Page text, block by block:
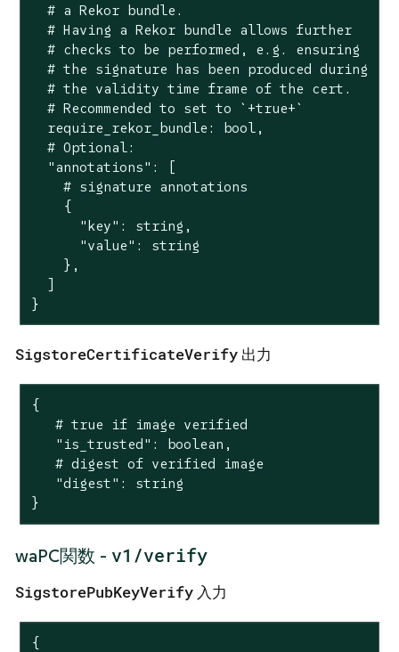
  # a Rekor bundle.
  # Having a Rekor bundle allows further
  # checks to be performed, e.g. ensuring
  # the signature has been produced during
  # the validity time frame of the cert.
  # Recommended to set to `+true+`
  require_rekor_bundle: bool,
  # Optional:
  "annotations": [
    # signature annotations
    {
      "key": string,
      "value": string
    },
  ]
}
SigstoreCertificateVerify 出力
{
   # true if image verified
   "is_trusted": boolean,
   # digest of verified image
   "digest": string
}
waPC関数 - v1/verify
SigstorePubKeyVerify 入力
{